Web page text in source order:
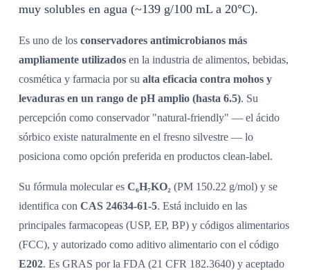
muy solubles en agua (~139 g/100 mL a 20°C).
Es uno de los conservadores antimicrobianos más
ampliamente utilizadosen la industria de alimentos, bebidas,
cosmética y farmacia por su alta eficacia contra mohos y
levaduras en un rango de pH amplio (hasta 6.5). Su
percepción como conservador "natural-friendly" — el ácido
sórbico existe naturalmente en el fresno silvestre — lo
posiciona como opción preferida en productos clean-label.
Su fórmula molecular es C₆H₇KO₂(PM 150.22 g/mol) y se
identifica con CAS 24634-61-5. Está incluido en las
principales farmacopeas (USP, EP, BP) y códigos alimentarios
(FCC), y autorizado como aditivo alimentario con el código
E202. Es GRAS por la FDA (21 CFR 182.3640) y aceptado